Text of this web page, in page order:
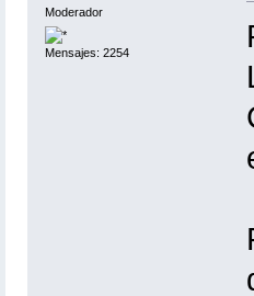
Moderador
Mensajes: 2254